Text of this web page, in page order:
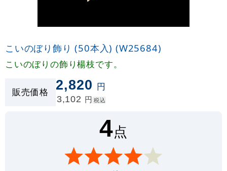
こいのぼり飾り (50本入) (W25684)
こいのぼりの飾り楊枝です。
販売価格 2,820 円
3,102 円 税込
4点